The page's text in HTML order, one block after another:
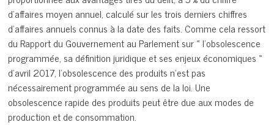
d’affaires moyen annuel, calculé sur les trois derniers chiffres
d’affaires annuels connus à la date des faits. Comme cela ressort
du Rapport du Gouvernement au Parlement sur « l’obsolescence
programmée, sa définition juridique et ses enjeux économiques »
d’avril 2017, l’obsolescence des produits n’est pas
nécessairement programmée au sens de la loi. Une
obsolescence rapide des produits peut être due aux modes de
production et de consommation.